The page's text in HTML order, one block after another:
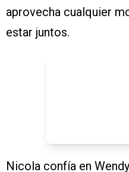
aprovecha cualquier
estar juntos.
Nicola confía en